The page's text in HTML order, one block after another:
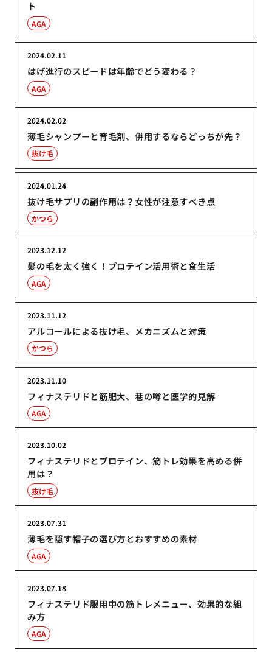
ト
AGA
はげ進行のスピードは年齢でどう変わる？
2024.02.11
AGA
薄毛シャンプーと育毛剤、併用するならどっちが先？
2024.02.02
抜け毛
抜け毛サプリの副作用は？女性が注意すべき点
2024.01.24
かつら
髪の毛を太く強く！プロテイン活用術と食生活
2023.12.12
AGA
アルコールによる抜け毛、メカニズムと対策
2023.11.12
かつら
フィナステリドと筋肥大、巷の噂と医学的見解
2023.11.10
AGA
フィナステリドとプロテイン、筋トレ効果を高める併
用は？
2023.10.02
抜け毛
薄毛を隠す帽子の選び方とおすすめの素材
2023.07.31
AGA
フィナステリド服用中の筋トレメニュー、効果的な組
み方
2023.07.18
AGA